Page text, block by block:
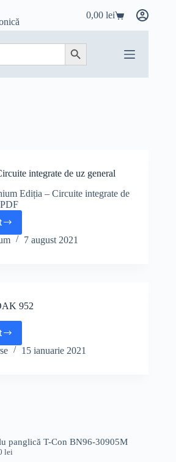
Coș
de
cumpărături
0,00lei
Search Button
integrate de uz general
Ediția – Circuite integrate de
7 august 2021
952
15 ianuarie 2021
panglică T-Con BN96-30905M
lei